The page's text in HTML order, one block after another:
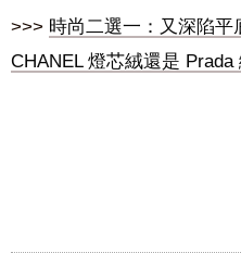
>>> 時尚二選一：又深陷
CHANEL 燈芯絨還是 Prada